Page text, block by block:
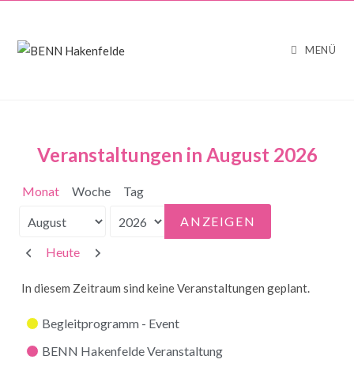
MENÜ
Veranstaltungen in August 2026
Monat Woche Tag
Monat
Jahr
Zurück
Heute Weiter
In diesem Zeitraum sind keine Veranstaltungen geplant.
Kategorien
Begleitprogramm - Event
BENN Hakenfelde Veranstaltung